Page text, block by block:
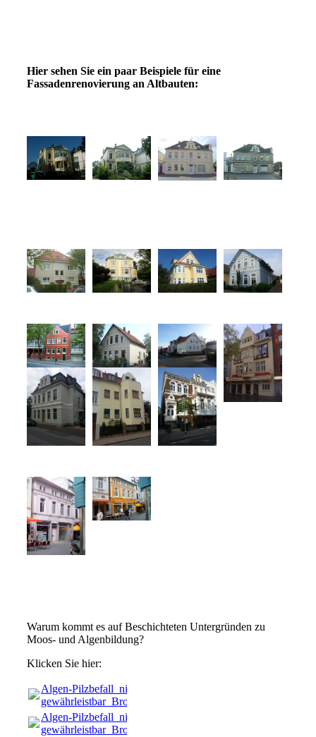
Hier sehen Sie ein paar Beispiele für eine
Fassadenrenovierung an Altbauten:
Warum kommt es auf Beschichteten Untergründen zu
Moos- und Algenbildung?
Klicken Sie hier:
Algen-Pilzbefall_nicht
gewährleistbar_Broschüre.pdf
Algen-Pilzbefall_nicht
gewährleistbar_Broschüre.pdf